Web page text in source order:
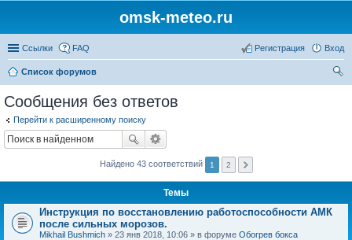
omsk-meteo.ru
Ссылки FAQ Вход
Регистрация
Список форумов
Сообщения без ответов
Перейти к расширенному поиску
Найдено 43 соответствий 1 2
Темы
Инструкция по восстановлению работоспособности АМК
после сильных морозов.
Mikhail Bushmich » 23 янв 2018, 10:06 » в форуме Обогрев бокса